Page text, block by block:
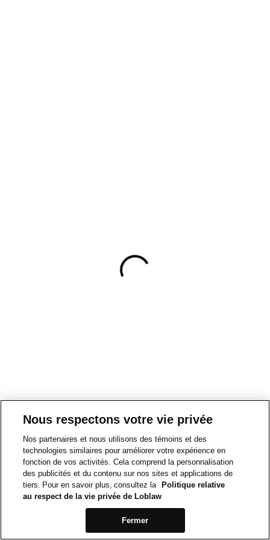
Nous respectons votre vie privée
Nos partenaires et nous utilisons des témoins et des
technologies similaires pour améliorer votre expérience en
fonction de vos activités. Cela comprend la personnalisation
des publicités et du contenu sur nos sites et applications de
tiers. Pour en savoir plus, consultez la
Politique relative
au respect de la vie privée de Loblaw
Fermer